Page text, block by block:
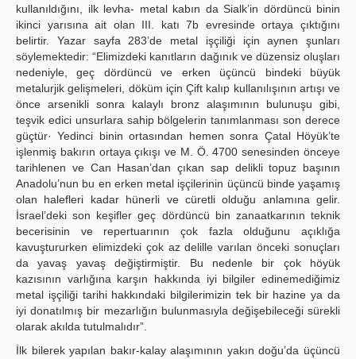
kullanıldığını, ilk levha- metal kabın da Sialk’in dördüncü binin
ikinci yarısına ait olan III. katı 7b evresinde ortaya çıktığını
belirtir. Yazar sayfa 283’de metal işçiliği için aynen şunları
söylemektedir: “Elimizdeki kanıtların dağınık ve düzensiz oluşları
nedeniyle, geç dördüncü ve erken üçüncü bindeki büyük
metalurjik gelişmeleri, döküm için Çift kalıp kullanılışının artışı ve
önce arsenikli sonra kalaylı bronz alaşımının bulunuşu gibi,
teşvik edici unsurlara sahip bölgelerin tanımlanması son derece
güçtür· Yedinci binin ortasından hemen sonra Çatal Höyük’te
işlenmiş bakırın ortaya çıkışı ve M. Ö. 4700 senesinden önceye
tarihlenen ve Can Hasan’dan çıkan sap delikli topuz başının
Anadolu’nun bu en erken metal işçilerinin üçüncü binde yaşamış
olan halefleri kadar hünerli ve cüretli olduğu anlamına gelir.
İsrael’deki son keşifler geç dördüncü bin zanaatkarının teknik
becerisinin ve repertuarının çok fazla olduğunu açıklığa
kavuştururken elimizdeki çok az delille varılan önceki sonuçları
da yavaş yavaş değiştirmiştir. Bu nedenle bir çok höyük
kazısının varlığına karşın hakkında iyi bilgiler edinemediğimiz
metal işçiliği tarihi hakkındaki bilgilerimizin tek bir hazine ya da
iyi donatılmış bir mezarlığın bulunmasıyla değişebileceği sürekli
olarak akılda tutulmalıdır”.
İlk bilerek yapılan bakır-kalay alaşımının yakın doğu’da üçüncü